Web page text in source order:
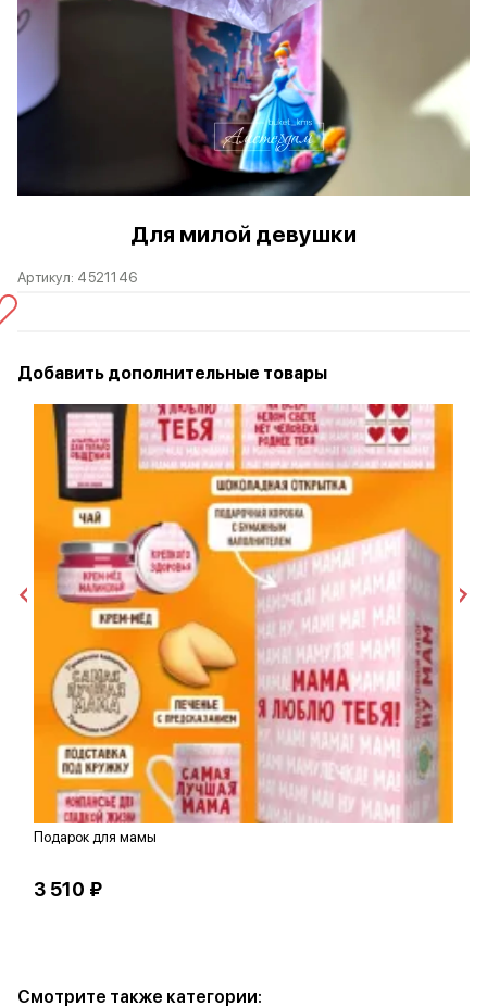
Для милой девушки
Артикул: 4521146
Добавить дополнительные товары
Подарок для мамы
3 510 ₽
Смотрите также категории: